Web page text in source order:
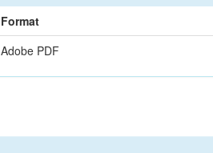
Format
Adobe PDF